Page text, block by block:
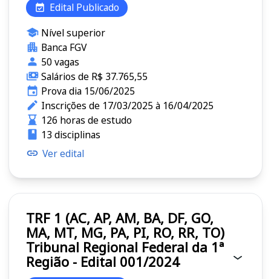
Edital Publicado
Nível superior
Banca FGV
50 vagas
Salários de R$ 37.765,55
Prova dia 15/06/2025
Inscrições de 17/03/2025 à 16/04/2025
126 horas de estudo
13 disciplinas
Ver edital
TRF 1 (AC, AP, AM, BA, DF, GO,
MA, MT, MG, PA, PI, RO, RR, TO)
Tribunal Regional Federal da 1ª
Região - Edital 001/2024